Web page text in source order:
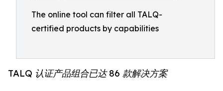
The online tool can filter all TALQ-
certified products by capabilities
TALQ 认证产品组合已达 86 款解决方案